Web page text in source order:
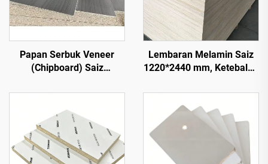
Papan Serbuk Veneer
(Chipboard) Saiz
16 mm, Inti Kayu Semula
Jadi dengan Permukaan
Veneer Melamina untuk
Hiasan Kabinet
Lembaran Melamin Saiz
1220*2440 mm, Ketebalan
Kayu Semula Jadi dengan
Veneer Melamin untuk
Hiasan Kabinet